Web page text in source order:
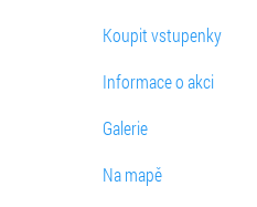
Koupit vstupenky
Informace o akci
Galerie
Na mapě